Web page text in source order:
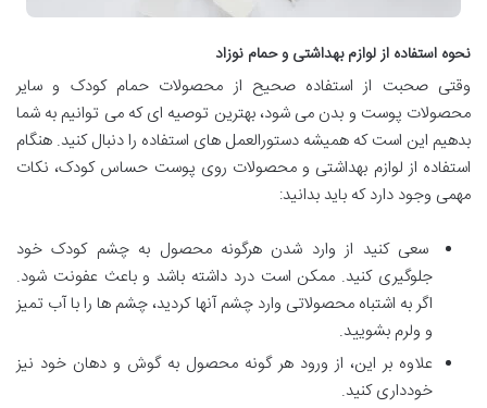
نحوه استفاده از لوازم بهداشتی و حمام نوزاد
وقتی صحبت از استفاده صحیح از محصولات حمام کودک و سایر
محصولات پوست و بدن می شود، بهترین توصیه ای که می توانیم به شما
بدهیم این است که همیشه دستورالعمل های استفاده را دنبال کنید. هنگام
استفاده از لوازم بهداشتی و محصولات روی پوست حساس کودک، نکات
مهمی وجود دارد که باید بدانید:
سعی کنید از وارد شدن هرگونه محصول به چشم کودک خود
جلوگیری کنید. ممکن است درد داشته باشد و باعث عفونت شود.
اگر به اشتباه محصولاتی وارد چشم آنها کردید، چشم ها را با آب تمیز
و ولرم بشویید.
علاوه بر این، از ورود هر گونه محصول به گوش و دهان خود نیز
خودداری کنید.